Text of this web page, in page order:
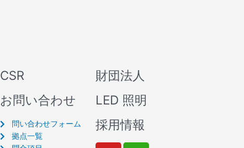
CSR
お問い合わせ
問い合わせフォーム
拠点一覧
財団法人
LED 照明
採用情報